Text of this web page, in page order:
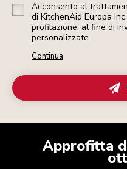
Acconsento al
di KitchenAid Europa
profilazione, al fine di
personalizzate.
Continua
Approfitta